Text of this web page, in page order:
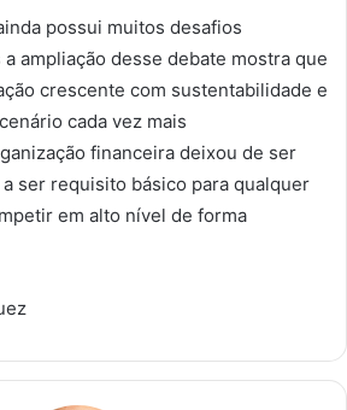
possui muitos desafios
ampliação desse debate mostra que
crescente com sustentabilidade e
cada vez mais
financeira deixou de ser
ser requisito básico para qualquer
em alto nível de forma